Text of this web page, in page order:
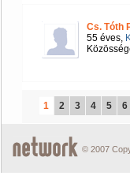
Cs. Tóth
55 éves,
1 2 3 4 5 6
© 2007